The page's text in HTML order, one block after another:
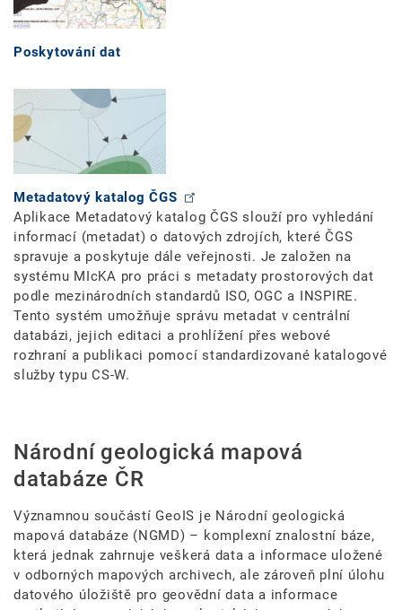
Poskytování dat
Metadatový katalog ČGS
Aplikace Metadatový katalog ČGS slouží pro vyhledání
informací (metadat) o datových zdrojích, které ČGS
spravuje a poskytuje dále veřejnosti. Je založen na
systému MIcKA pro práci s metadaty prostorových dat
podle mezinárodních standardů ISO, OGC a INSPIRE.
Tento systém umožňuje správu metadat v centrální
databázi, jejich editaci a prohlížení přes webové
rozhraní a publikaci pomocí standardizované katalogové
služby typu CS-W.
Národní geologická mapová
databáze ČR
Významnou součástí GeoIS je Národní geologická
mapová databáze (NGMD) – komplexní znalostní báze,
která jednak zahrnuje veškerá data a informace uložené
v odborných mapových archivech, ale zároveň plní úlohu
datového úložiště pro geovědní data a informace